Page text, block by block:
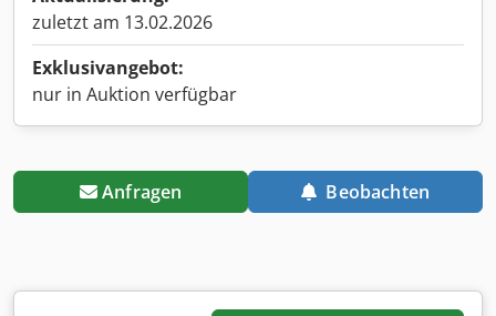
zuletzt am 13.02.2026
Exklusivangebot:
nur in Auktion verfügbar
Anfragen Beobachten